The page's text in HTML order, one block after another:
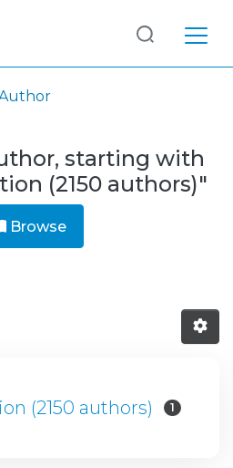
starting with
(2150 authors)"
Browse
(2150 authors) 1